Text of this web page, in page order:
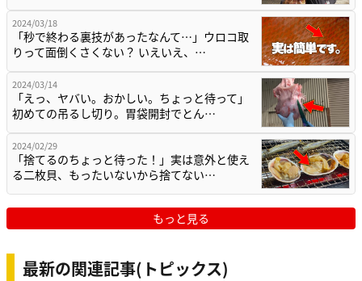
2024/03/18
「秒で終わる裏技があったなんて…」ウロコ取
りって面倒くさくない？ いえいえ、…
2024/03/14
「えっ、ヤバい。おかしい。ちょっと待って」
初めての吊るし切り。胃袋開封でとん…
2024/02/29
「捨てるのちょっと待った！」実は意外と使え
る二枚貝、もったいないから捨てない…
もっと見る
最新の関連記事(トピックス)